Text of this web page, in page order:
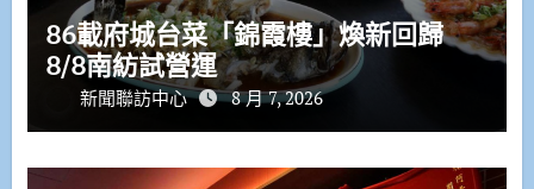
86載府城台菜「錦霞樓」煥新回歸
8/8南紡試營運
新聞聯訪中心 8 月 7, 2026